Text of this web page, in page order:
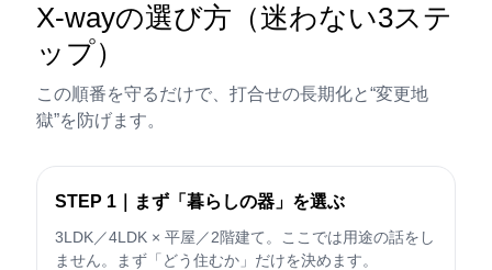
X-wayの選び方（迷わない3ステ
ップ）
この順番を守るだけで、打合せの長期化と“変更地
獄”を防げます。
STEP 1｜まず「暮らしの器」を選ぶ
3LDK／4LDK × 平屋／2階建て。ここでは用途の話をし
ません。まず「どう住むか」だけを決めます。